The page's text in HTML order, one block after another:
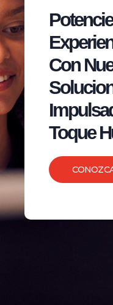
Con
Toque